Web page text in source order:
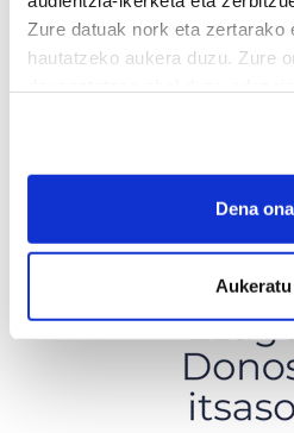
Zure datuak nork eta zertarako
hautatzeko aukera duzu. Zure
If you allow, we would also like
Collect information
Identify your device by
specific characteristics
Find out more about how your
and set your preferences in the
Dena
Aukeratu